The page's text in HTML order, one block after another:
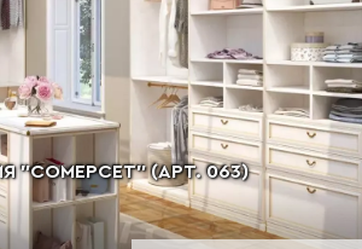
"СОМЕРСЕТ" (АРТ. 063)